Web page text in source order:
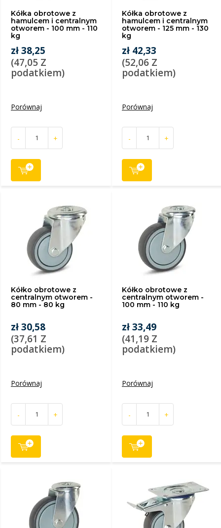
Kółka obrotowe z
hamulcem i centralnym
otworem - 100 mm - 110
kg
zł 38,25
(47,05 Z
podatkiem)
Porównaj
- +
Kółka obrotowe z
hamulcem i centralnym
otworem - 125 mm - 130
kg
zł 42,33
(52,06 Z
podatkiem)
Porównaj
- +
Kółko obrotowe z
centralnym otworem -
80 mm - 80 kg
zł 30,58
(37,61 Z
podatkiem)
Porównaj
- +
Kółko obrotowe z
centralnym otworem -
100 mm - 110 kg
zł 33,49
(41,19 Z
podatkiem)
Porównaj
- +